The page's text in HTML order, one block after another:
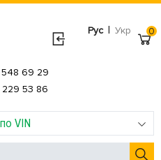
Рус | Укр
VIN
69 29
53 86
0